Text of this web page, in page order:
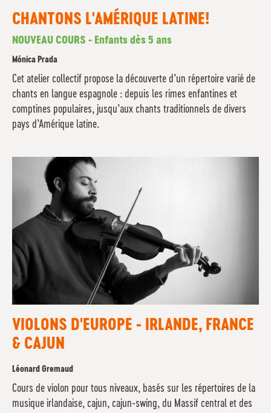
CHANTONS L'AMÉRIQUE LATINE!
NOUVEAU COURS - Enfants dès 5 ans
Mónica Prada
Cet atelier collectif propose la découverte d’un répertoire varié de
chants en langue espagnole : depuis les rimes enfantines et
comptines populaires, jusqu’aux chants traditionnels de divers
pays d’Amérique latine.
VIOLONS D'EUROPE - IRLANDE, FRANCE
& CAJUN
Léonard Gremaud
Cours de violon pour tous niveaux, basés sur les répertoires de la
musique irlandaise, cajun, cajun-swing, du Massif central et des